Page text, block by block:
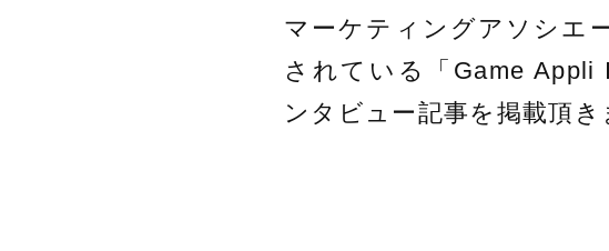
マーケティングアソシエ
されている「Game Appli
ンタビュー記事を掲載頂き